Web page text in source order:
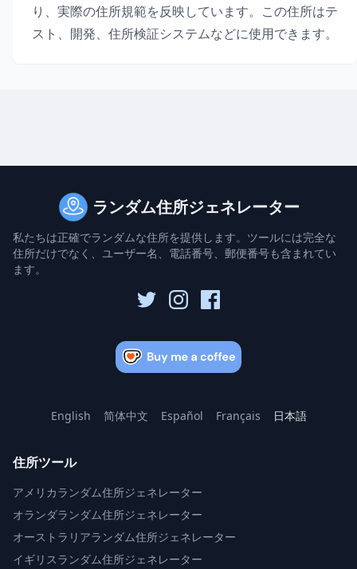
り、実際の住所規範を反映しています。この住所はテ
スト、開発、住所検証システムなどに使用できます。
ランダム住所ジェネレーター
私たちは正確でランダムな住所を提供します。ツールには完全な
住所だけでなく、ユーザー名、電話番号、郵便番号も含まれてい
ます。
English 简体中文 Español Français 日本語
住所ツール
アメリカランダム住所ジェネレーター
オランダランダム住所ジェネレーター
オーストラリアランダム住所ジェネレーター
イギリスランダム住所ジェネレーター